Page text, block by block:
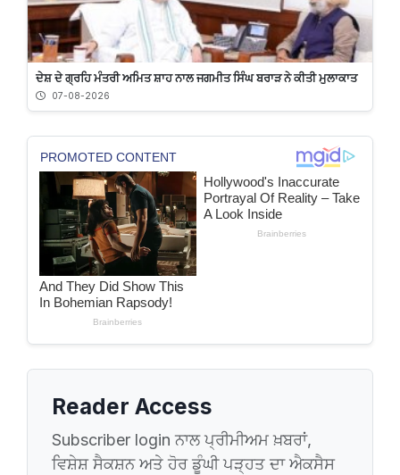
ਦੇਸ਼ ਦੇ ਗ੍ਰਹਿ ਮੰਤਰੀ ਅਮਿਤ ਸ਼ਾਹ ਨਾਲ ਜਗਮੀਤ ਸਿੰਘ ਬਰਾੜ ਨੇ ਕੀਤੀ ਮੁਲਾਕਾਤ
07-08-2026
Reader Access
Subscriber login ਨਾਲ ਪ੍ਰੀਮੀਅਮ ਖ਼ਬਰਾਂ,
ਵਿਸ਼ੇਸ਼ ਸੈਕਸ਼ਨ ਅਤੇ ਹੋਰ ਡੂੰਘੀ ਪੜ੍ਹਤ ਦਾ ਐਕਸੈਸ